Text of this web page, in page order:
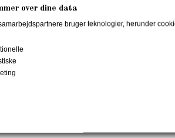
over dine data
bruger teknologier, herunder